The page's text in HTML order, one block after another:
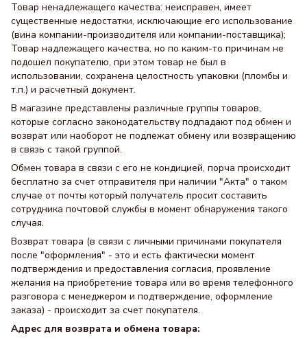
Товар ненадлежащего качества: неисправен, имеет
существенные недостатки, исключающие его использование
(вина компании-производителя или компании-поставщика);
Товар надлежащего качества, но по каким-то причинам не
подошел покупателю, при этом товар не был в
использовании, сохранена целостность упаковки (пломбы и
т.п.) и расчетный документ.
В магазине представлены различные группы товаров,
которые согласно законодательству подпадают под обмен и
возврат или наоборот не подлежат обмену или возвращению
в связь с такой группой.
Обмен товара в связи с его не кондицией, порча происходит
бесплатно за счет отправителя при наличии "Акта" о таком
случае от почты который получатель просит составить
сотрудника почтовой службы в момент обнаружения такого
случая.
Возврат товара (в связи с личными причинами покупателя
после "оформления" - это и есть фактически момент
подтверждения и предоставления согласия, проявление
желания на приобретение товара или во время телефонного
разговора с менеджером и подтверждение, оформление
заказа) - происходит за счет покупателя.
Адрес для возврата и обмена товара: